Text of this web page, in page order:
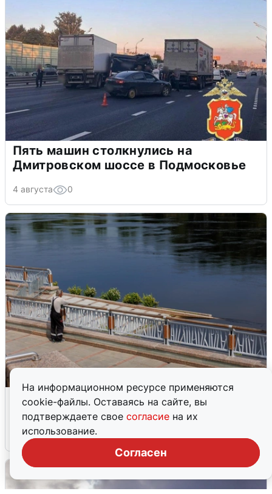
На информационном ресурсе применяются
cookie-файлы. Оставаясь на сайте, вы
подтверждаете свое согласие на их
использование.
Согласен
Пять машин столкнулись на
Дмитровском шоссе в Подмосковье
4 августа 0
В Туре вода убывает, на других реках
области прибывает
4 августа 0